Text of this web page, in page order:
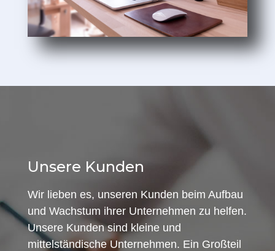
Unsere Kunden
Wir lieben es, unseren Kunden beim Aufbau
und Wachstum ihrer Unternehmen zu helfen.
Unsere Kunden sind kleine und
mittelständische Unternehmen. Ein Großteil